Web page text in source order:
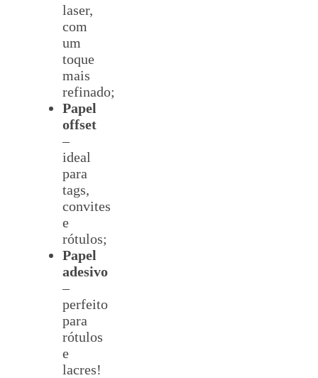
laser,
com
um
toque
mais
refinado;
Papel
offset
–
ideal
para
tags,
convites
e
rótulos;
Papel
adesivo
–
perfeito
para
rótulos
e
lacres!